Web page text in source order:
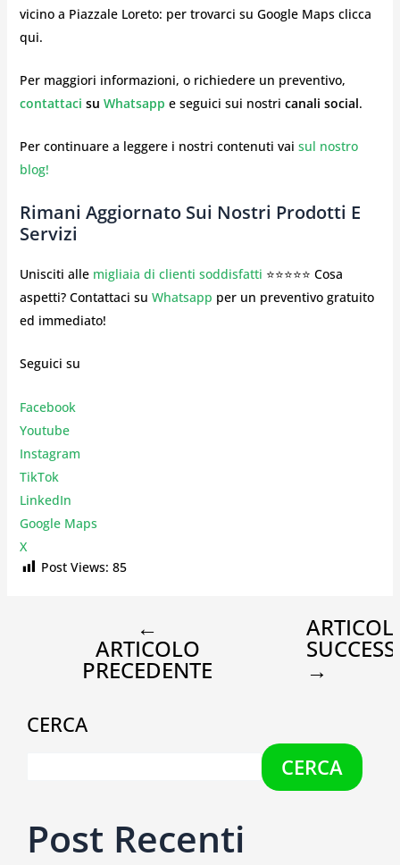
vicino a Piazzale Loreto: per trovarci su Google Maps clicca
qui.
Per maggiori informazioni, o richiedere un preventivo,
contattaci su Whatsapp e seguici sui nostri canali social.
Per continuare a leggere i nostri contenuti vai sul nostro
blog!
Rimani Aggiornato Sui Nostri Prodotti E
Servizi
Unisciti alle migliaia di clienti soddisfatti ⭐⭐⭐⭐⭐ Cosa
aspetti? Contattaci su Whatsapp per un preventivo gratuito
ed immediato!
Seguici su
Facebook
Youtube
Instagram
TikTok
LinkedIn
Google Maps
X
Post Views: 85
←
ARTICOLO
PRECEDENTE →
CERCA
CERCA
Post Recenti